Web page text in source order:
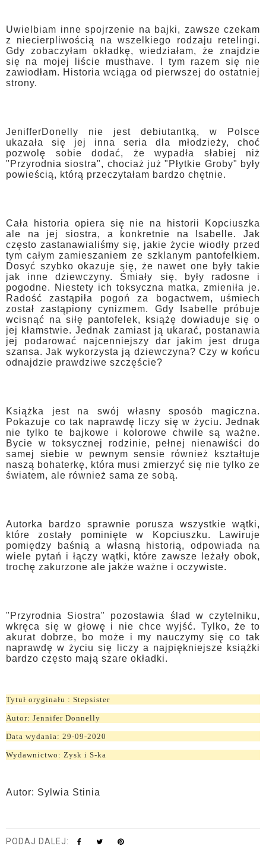
Uwielbiam inne spojrzenie na bajki, zawsze czekam
z niecierpliwością na wszelkiego rodzaju retelingi.
Gdy zobaczyłam okładkę, wiedziałam, że znajdzie
się na mojej liście musthave. I tym razem się nie
zawiodłam. Historia wciąga od pierwszej do ostatniej
strony.
JenifferDonelly nie jest debiutantką, w Polsce
ukazała się jej inna seria dla młodzieży, choć
pozwolę sobie dodać, że wypadła słabiej niż
"Przyrodnia siostra", chociaż już "Płytkie Groby" były
powieścią, którą przeczytałam bardzo chętnie.
Cała historia opiera się nie na historii Kopciuszka
ale na jej siostra, a konkretnie na Isabelle. Jak
często zastanawialiśmy się, jakie życie wiodły przed
tym całym zamieszaniem ze szklanym pantofelkiem.
Dosyć szybko okazuje się, że nawet one były takie
jak inne dziewczyny. Śmiały się, były radosne i
pogodne. Niestety ich toksyczna matka, zmieniła je.
Radość zastąpiła pogoń za bogactwem, uśmiech
został zastąpiony cynizmem. Gdy Isabelle próbuje
wcisnąć na siłę pantofelek, książę dowiaduje się o
jej kłamstwie. Jednak zamiast ją ukarać, postanawia
jej podarować najcenniejszy dar jakim jest druga
szansa. Jak wykorzysta ją dziewczyna? Czy w końcu
odnajdzie prawdziwe szczęście?
Książka jest na swój własny sposób magiczna.
Pokazuje co tak naprawdę liczy się w życiu. Jednak
nie tylko te bajkowe i kolorowe chwile są ważne.
Bycie w toksycznej rodzinie, pełnej nienawiści do
samej siebie w pewnym sensie również kształtuje
naszą bohaterkę, która musi zmierzyć się nie tylko ze
światem, ale również sama ze sobą.
Autorka bardzo sprawnie porusza wszystkie wątki,
które zostały pominięte w Kopciuszku. Lawiruje
pomiędzy baśnią a własną historią, odpowiada na
wiele pytań i łączy wątki, które zawsze leżały obok,
trochę zakurzone ale jakże ważne i oczywiste.
"Przyrodnia Siostra" pozostawia ślad w czytelniku,
wkręca się w głowę i nie chce wyjść. Tylko, że to
akurat dobrze, bo może i my nauczymy się co tak
naprawdę w życiu się liczy a najpiękniejsze książki
bardzo często mają szare okładki.
Tytuł oryginału : Stepsister
Autor: Jennifer Donnelly
Data wydania: 29-09-2020
Wydawnictwo: Zysk i S-ka
Autor: Sylwia Stinia
PODAJ DALEJ: